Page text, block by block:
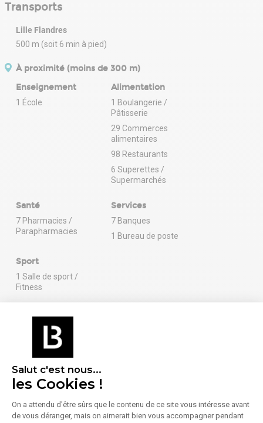
Salut c'est nous...
les Cookies !
On a attendu d'être sûrs que le contenu de ce site vous intéresse avant
de vous déranger, mais on aimerait bien vous accompagner pendant
Transports
Lille Flandres
500 m (soit 6 min à pied)
À proximité (moins de 300 m)
Enseignement
1 École
Alimentation
1 Boulangerie /
Pâtisserie
29 Commerces
alimentaires
98 Restaurants
6 Superettes /
Supermarchés
Santé
7 Pharmacies /
Parapharmacies
Services
7 Banques
1 Bureau de poste
Sport
1 Salle de sport /
Fitness
Énergie
Diagnostic de performance énergétique (DPE)